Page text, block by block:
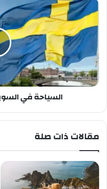
السياحة في
مقالات ذات صلة